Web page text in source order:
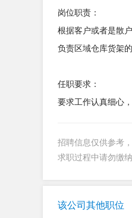
岗位职责：
根据客户或者是散
负责区域仓库货架
任职要求：
要求工作认真细心
招聘信息仅供参考
求职过程中请勿缴
该公司其他职位